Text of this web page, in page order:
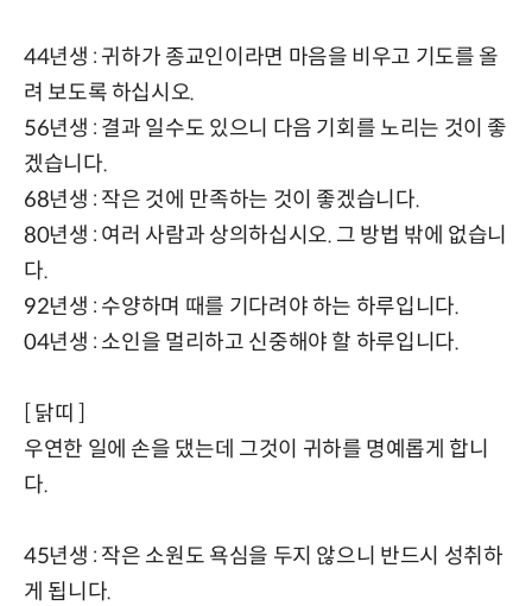
44년생 : 귀하가 종교인이라면 마음을 비우고 기도를 올
려 보도록 하십시오.
56년생 : 결과 일수도 있으니 다음 기회를 노리는 것이 좋
겠습니다.
68년생 : 작은 것에 만족하는 것이 좋겠습니다.
80년생 : 여러 사람과 상의하십시오. 그 방법 밖에 없습니
다.
92년생 : 수양하며 때를 기다려야 하는 하루입니다.
04년생 : 소인을 멀리하고 신중해야 할 하루입니다.
[ 닭띠 ]
우연한 일에 손을 댔는데 그것이 귀하를 명예롭게 합니
다.
45년생 : 작은 소원도 욕심을 두지 않으니 반드시 성취하
게 됩니다.